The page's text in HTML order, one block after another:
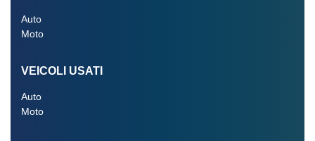
Auto
Moto
VEICOLI USATI
Auto
Moto